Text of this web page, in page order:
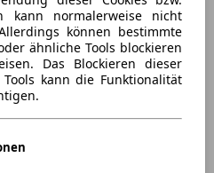
kann normalerweise nicht
können bestimmte
ähnliche Tools blockieren
Das Blockieren dieser
kann die Funktionalität